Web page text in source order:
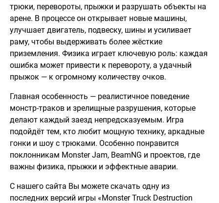
трюки, перевороты, прыжки и разрушать объекты на
арене. В процессе он открывает новые машины,
улучшает двигатель, подвеску, шины и усиливает
раму, чтобы выдерживать более жёсткие
приземления. Физика играет ключевую роль: каждая
ошибка может привести к перевороту, а удачный
прыжок — к огромному количеству очков.
Главная особенность — реалистичное поведение
монстр-траков и зрелищные разрушения, которые
делают каждый заезд непредсказуемым. Игра
подойдёт тем, кто любит мощную технику, аркадные
гонки и шоу с трюками. Особенно понравится
поклонникам Monster Jam, BeamNG и проектов, где
важны физика, прыжки и эффектные аварии.
С нашего сайта Вы можете скачать одну из
последних версий игры «Monster Truck Destruction